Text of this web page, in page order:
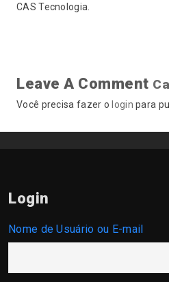
CAS Tecnologia.
Leave A Comment
Você precisa fazer o login para
Login
Nome de Usuário ou E-mail